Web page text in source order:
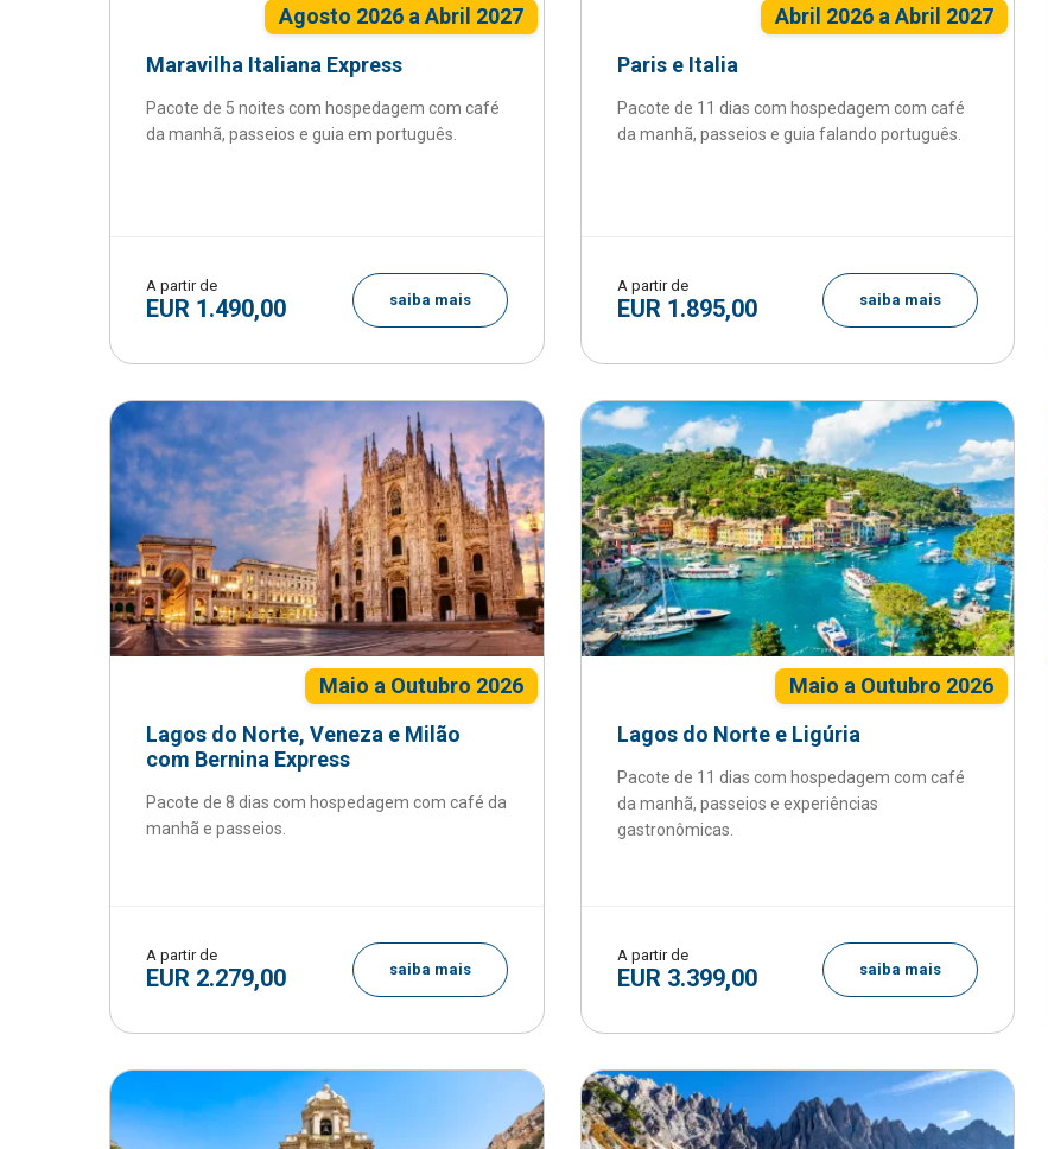
Agosto 2026 a Abril 2027
Maravilha Italiana Express
Pacote de 5 noites com hospedagem com café
da manhã, passeios e guia em português.
A partir de
EUR 1.490,00 saiba mais
Abril 2026 a Abril 2027
Paris e Italia
Pacote de 11 dias com hospedagem com café
da manhã, passeios e guia falando português.
A partir de
EUR 1.895,00 saiba mais
Maio a Outubro 2026
Lagos do Norte, Veneza e Milão
com Bernina Express
Pacote de 8 dias com hospedagem com café da
manhã e passeios.
A partir de
EUR 2.279,00 saiba mais
Maio a Outubro 2026
Lagos do Norte e Ligúria
Pacote de 11 dias com hospedagem com café
da manhã, passeios e experiências
gastronômicas.
A partir de
EUR 3.399,00 saiba mais